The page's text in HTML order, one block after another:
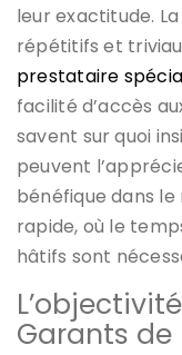
leur exactitude.
répétitifs et
prestataire
facilité d’accès
savent sur quoi
peuvent
bénéfique dans
rapide, où le
hâtifs sont
Garants